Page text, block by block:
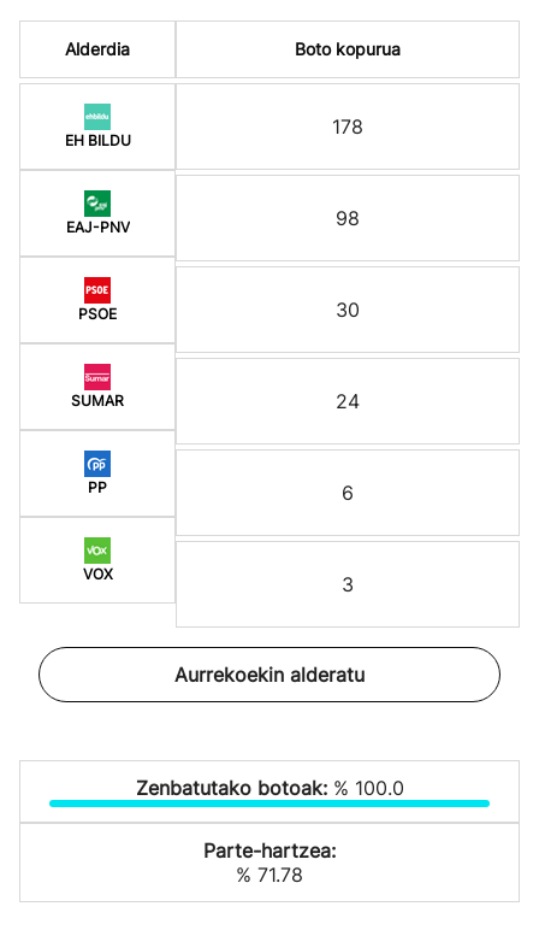
Alderdia
EH BILDU
EAJ-PNV
PSOE
SUMAR
PP
VOX
Boto kopurua
178
98
30
24
6
3
Aurrekoekin alderatu
Zenbatutako botoak: % 100.0
Parte-hartzea:
% 71.78